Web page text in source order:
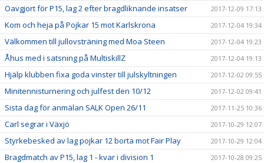
Oavgjort för P15, lag 2 efter bragdliknande insatser 2017-12-09 17:13
Kom och heja på Pojkar 15 mot Karlskrona 2017-12-04 19:34
Välkommen till jullovsträning med Moa Steen 2017-12-04 19:23
Åhus med i satsning på MultiskillZ 2017-12-04 19:13
Hjälp klubben fixa goda vinster till julskyltningen 2017-12-02 09:55
Minitennisturnering och julfest den 10/12 2017-12-02 09:41
Sista dag för anmälan SALK Open 26/11 2017-11-25 10:36
Carl segrar i Växjö 2017-10-29 12:07
Styrkebesked av lag pojkar 12 borta mot Fair Play 2017-10-29 12:04
Bragdmatch av P15, lag 1 - kvar i division 1 2017-10-28 09:25